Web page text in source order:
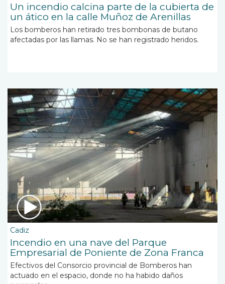
Un incendio calcina parte de la cubierta de
un ático en la calle Muñoz de Arenillas
Los bomberos han retirado tres bombonas de butano
afectadas por las llamas. No se han registrado heridos.
Cadiz
Incendio en una nave del Parque
Empresarial de Poniente de Zona Franca
Efectivos del Consorcio provincial de Bomberos han
actuado en el espacio, donde no ha habido daños